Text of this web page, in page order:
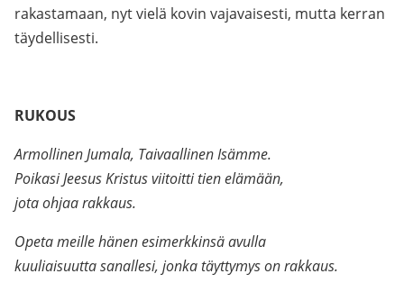
rakastamaan, nyt vielä kovin vajavaisesti, mutta kerran
täydellisesti.
RUKOUS
Armollinen Jumala, Taivaallinen Isämme.
Poikasi Jeesus Kristus viitoitti tien elämään,
jota ohjaa rakkaus.
Opeta meille hänen esimerkkinsä avulla
kuuliaisuutta sanallesi, jonka täyttymys on rakkaus.